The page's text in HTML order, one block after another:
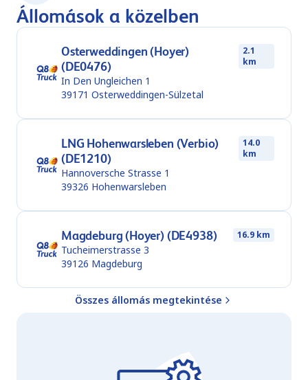
Állomások a közelben
Osterweddingen (Hoyer)
(DE0476)
2.1
km
In Den Ungleichen 1
39171 Osterweddingen-Sülzetal
LNG Hohenwarsleben (Verbio)
(DE1210)
14.0
km
Hannoversche Strasse 1
39326 Hohenwarsleben
Magdeburg (Hoyer) (DE4938) 16.9 km
Tucheimerstrasse 3
39126 Magdeburg
Összes állomás megtekintése